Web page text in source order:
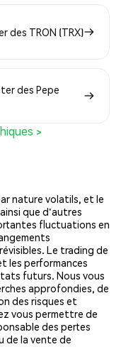
des TRON (TRX)
des Pepe
>
nature volatils, et le
que d'autres
fluctuations en
Le trading de
les performances
futurs. Nous vous
approfondies, de
des risques et
vous permettre de
des pertes
de la vente de